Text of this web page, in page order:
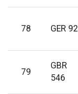
78 GER 92
79
GBR
546